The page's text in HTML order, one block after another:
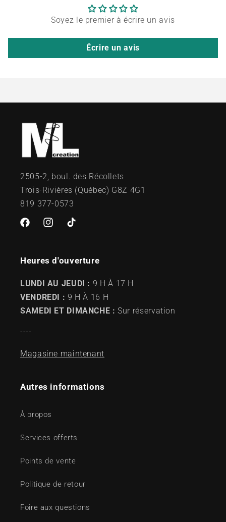
Soyez le premier à écrire un avis
Écrire un avis
2505-2, boul. des Récollets
Trois-Rivières (Québec) G8Z 4G1
819 377-0573
FacebookInstagramTikTok
Heures d'ouverture
LUNDI AU JEUDI : 9 H À 17 H
VENDREDI : 9 H À 16 H
SAMEDI ET DIMANCHE : Sur réservation
----
Magasine maintenant
Autres informations
À propos
Services offerts
Points de vente
Politique de retour
Foire aux questions